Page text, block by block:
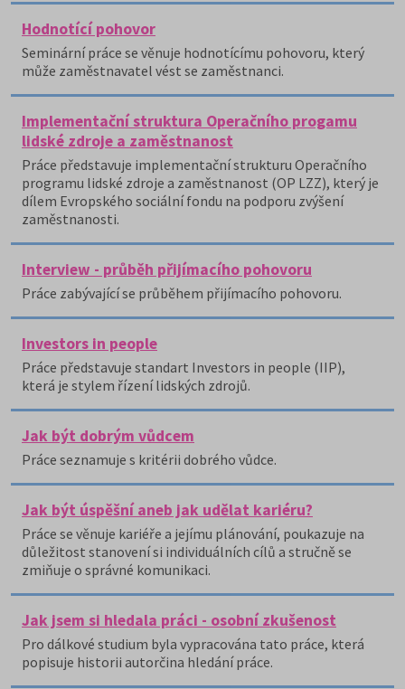
Hodnotící pohovor
Seminární práce se věnuje hodnotícímu pohovoru, který
může zaměstnavatel vést se zaměstnanci.
Implementační struktura Operačního progamu
lidské zdroje a zaměstnanost
Práce představuje implementační strukturu Operačního
programu lidské zdroje a zaměstnanost (OP LZZ), který je
dílem Evropského sociální fondu na podporu zvýšení
zaměstnanosti.
Interview - průběh přijímacího pohovoru
Práce zabývající se průběhem přijímacího pohovoru.
Investors in people
Práce představuje standart Investors in people (IIP),
která je stylem řízení lidských zdrojů.
Jak být dobrým vůdcem
Práce seznamuje s kritérii dobrého vůdce.
Jak být úspěšní aneb jak udělat kariéru?
Práce se věnuje kariéře a jejímu plánování, poukazuje na
důležitost stanovení si individuálních cílů a stručně se
zmiňuje o správné komunikaci.
Jak jsem si hledala práci - osobní zkušenost
Pro dálkové studium byla vypracována tato práce, která
popisuje historii autorčina hledání práce.